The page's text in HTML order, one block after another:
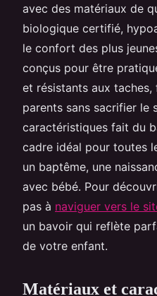
avec des matériaux de
biologique certifié,
le confort des plus
conçus pour être
et résistants aux
parents sans sacrifier le
caractéristiques fait du
cadre idéal pour toutes
un baptême, une
avec bébé. Pour
pas à naviguer vers le
un bavoir qui reflète
de votre enfant.
Matériaux et